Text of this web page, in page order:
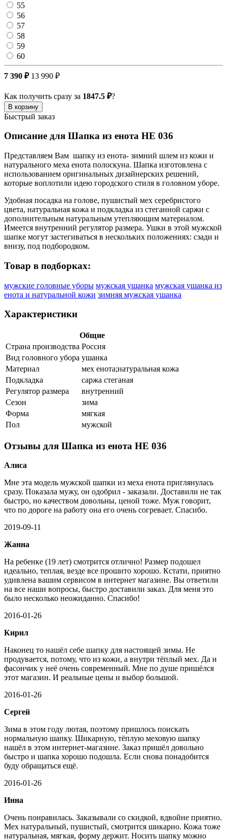
55
56
57
58
59
60
7 390 ₽ 13 990 ₽
Как получить сразу за 1847.5 ₽?
В корзину
Быстрый заказ
Описание для Шапка из енота НЕ 036
Представляем Вам шапку из енота- зимний шлем из кожи и
натурального меха енота полоскуна. Шапка изготовлена с
использованием оригинальных дизайнерских решений,
которые воплотили идею городского стиля в головном уборе.
Удобная посадка на голове, пушистый мех серебристого
цвета, натуральная кожа и подкладка из стеганной саржи с
дополнительным натуральным утепляющим материалом.
Имеется внутренний регулятор размера. Ушки в этой мужской
шапке могут застегиваться в нескольких положениях: сзади и
внизу, под подбородком.
Товар в подборках:
мужские головные уборы мужская ушанка мужская ушанка из
енота и натуральной кожи зимняя мужская ушанка
Характеристики
Общие
Страна производства Россия
Вид головного убора ушанка
Материал
мех енота;натуральная кожа
Подкладка
саржа стеганая
Регулятор размера
внутренний
Сезон
зима
Форма
мягкая
Пол
мужской
Отзывы для Шапка из енота НЕ 036
Алиса
Мне эта модель мужской шапки из меха енота приглянулась
сразу. Показала мужу, он одобрил - заказали. Доставили не так
быстро, но качеством довольны, ценой тоже. Муж говорит,
что по дороге на работу она его очень согревает. Спасибо.
2019-09-11
Жанна
На ребенке (19 лет) смотрится отлично! Размер подошел
идеально, теплая, везде все прошито хорошо. Кстати, приятно
удивлена вашим сервисом в интернет магазине. Вы ответили
на все наши вопросы, быстро доставили заказ. Для меня это
было несколько неожиданно. Спасибо!
2016-01-26
Кирил
Наконец то нашёл себе шапку для настоящей зимы. Не
продувается, потому, что из кожи, а внутри тёплый мех. Да и
фасончик у неё очень современный. Мне по душе пришёлся
этот магазин. И реальные цены и выбор большой.
2016-01-26
Сергей
Зима в этом году лютая, поэтому пришлось поискать
нормальную шапку. Шикарную, тёплую меховую шапку
нашёл в этом интернет-магазине. Заказ пришёл довольно
быстро и шапка хорошо подошла. Если снова понадобится
буду обращаться ещё.
2016-01-26
Инна
Очень понравилась. Заказывали со скидкой, вдвойне приятно.
Мех натуральный, пушистый, смотрится шикарно. Кожа тоже
натуральная, мягкая, форму держит. Носить шапку можно